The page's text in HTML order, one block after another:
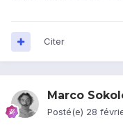
Citer
Marco
Posté(e) 28